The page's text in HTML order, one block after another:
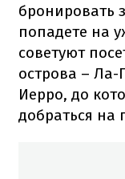
бронировать
попадете на
советуют
острова –
Иерро, до
добраться на